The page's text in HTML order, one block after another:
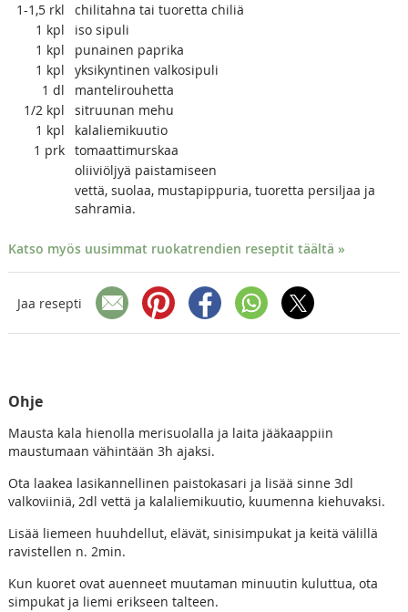
1-1,5 rkl
chilitahna tai tuoretta chiliä
1 kpl
iso sipuli
1 kpl
punainen paprika
1 kpl
yksikyntinen valkosipuli
1 dl
mantelirouhetta
1/2 kpl
sitruunan mehu
1 kpl
kalaliemikuutio
1 prk tomaattimurskaa
oliiviöljyä paistamiseen
vettä, suolaa, mustapippuria, tuoretta persiljaa ja
sahramia.
Katso myös uusimmat ruokatrendien reseptit täältä »
Jaa resepti
Ohje
Mausta kala hienolla merisuolalla ja laita jääkaappiin
maustumaan vähintään 3h ajaksi.
Ota laakea lasikannellinen paistokasari ja lisää sinne 3dl
valkoviiniä, 2dl vettä ja kalaliemikuutio, kuumenna kiehuvaksi.
Lisää liemeen huuhdellut, elävät, sinisimpukat ja keitä välillä
ravistellen n. 2min.
Kun kuoret ovat auenneet muutaman minuutin kuluttua, ota
simpukat ja liemi erikseen talteen.